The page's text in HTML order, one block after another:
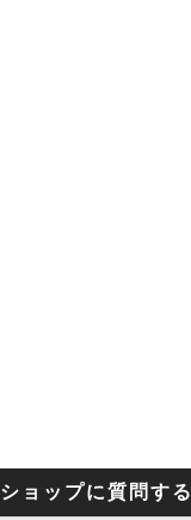
ショップに質問する